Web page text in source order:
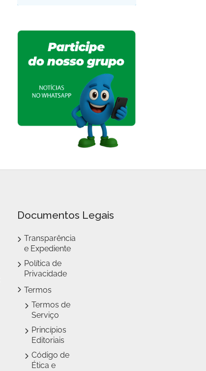
Documentos Legais
Transparência
e Expediente
Política de
Privacidade
Termos
Termos de
Serviço
Princípios
Editoriais
Código de
Ética e